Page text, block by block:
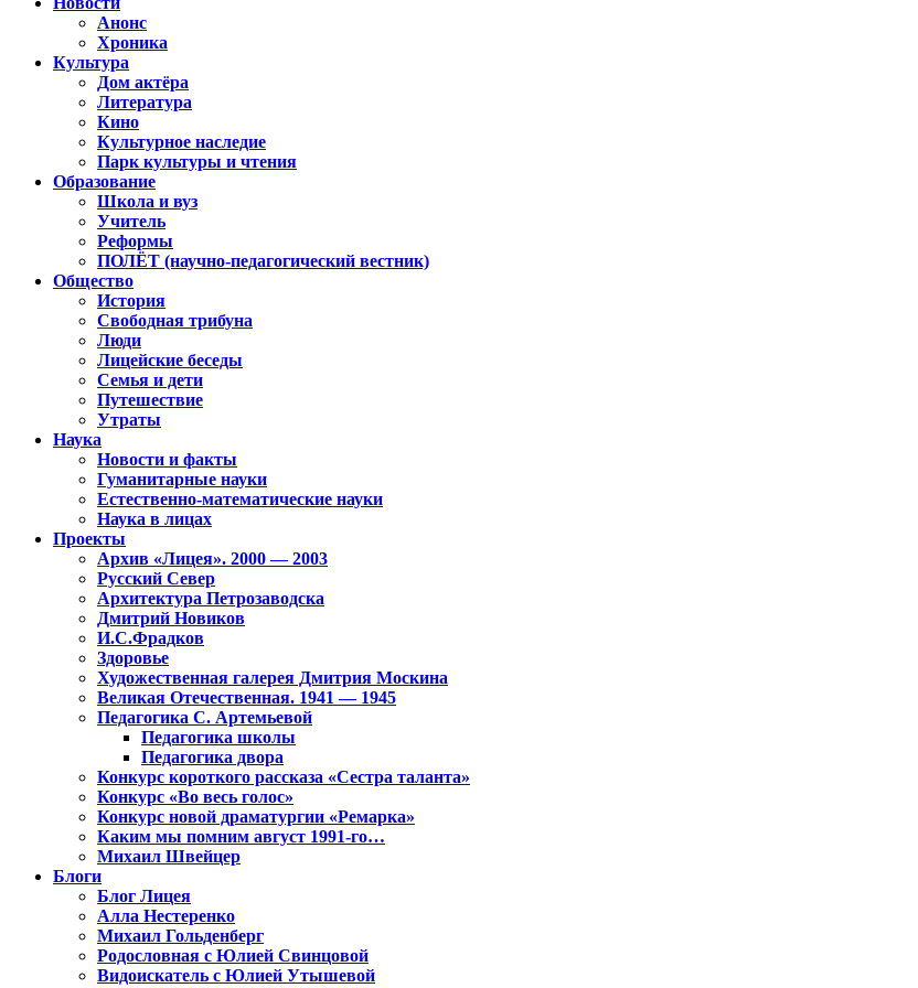
Анонс
Хроника
Культура
Дом актёра
Литература
Кино
Культурное наследие
Парк культуры и чтения
Образование
Школа и вуз
Учитель
Реформы
ПОЛЁТ (научно-педагогический вестник)
Общество
История
Свободная трибуна
Люди
Лицейские беседы
Семья и дети
Путешествие
Утраты
Наука
Новости и факты
Гуманитарные науки
Естественно-математические науки
Наука в лицах
Проекты
Архив «Лицея». 2000 — 2003
Русский Север
Архитектура Петрозаводска
Дмитрий Новиков
И.С.Фрадков
Здоровье
Художественная галерея Дмитрия Москина
Великая Отечественная. 1941 — 1945
Педагогика С. Артемьевой
Педагогика школы
Педагогика двора
Конкурс короткого рассказа «Сестра таланта»
Конкурс «Во весь голос»
Конкурс новой драматургии «Ремарка»
Каким мы помним август 1991-го…
Михаил Швейцер
Блоги
Блог Лицея
Алла Нестеренко
Михаил Гольденберг
Родословная с Юлией Свинцовой
Видоискатель с Юлией Утышевой